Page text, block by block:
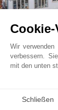
Eze - Saint-
Wir
verbessern.
mit den unten
Schließen